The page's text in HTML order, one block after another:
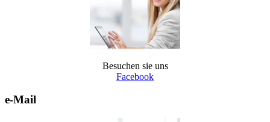
Besuchen sie uns
Facebook
e-Mail